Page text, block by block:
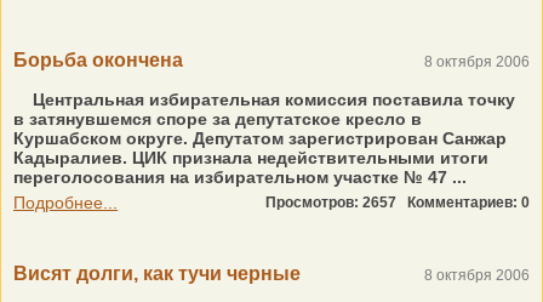
Борьба окончена 8 октября 2006
Центральная избирательная комиссия поставила точку
в затянувшемся споре за депутатское кресло в
Куршабском округе. Депутатом зарегистрирован Санжар
Кадыралиев. ЦИК признала недействительными итоги
переголосования на избирательном участке № 47 ...
Подробнее...
Просмотров: 2657 Комментариев: 0
Висят долги, как тучи черные 8 октября 2006